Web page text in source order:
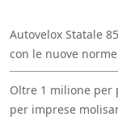
Autovelox Statale
con le nuove norme
Oltre 1 milione per
per imprese